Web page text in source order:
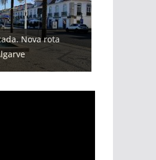
Nova rota
do
vídeo)
que cresceu
de 108
de dois
de praias e põem
(com vídeo)